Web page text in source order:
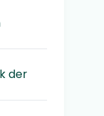
der